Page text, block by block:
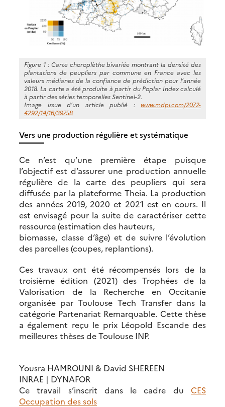
Figure 1 : Carte choroplèthe bivariée montrant la densité des
plantations de peupliers par commune en France avec les
valeurs médianes de la confiance de prédiction pour l’année
2018. La carte a été produite à partir du Poplar Index calculé
à partir des séries temporelles Sentinel-2.
Image issue d’un article publié : www.mdpi.com/2072-
4292/14/16/39758
Vers une production régulière et systématique
Ce n’est qu’une première étape puisque
l’objectif est d’assurer une production annuelle
régulière de la carte des peupliers qui sera
diffusée par la plateforme Theia. La production
des années 2019, 2020 et 2021 est en cours. Il
est envisagé pour la suite de caractériser cette
ressource (estimation des hauteurs,
biomasse, classe d’âge) et de suivre l’évolution
des parcelles (coupes, replantions).
Ces travaux ont été récompensés lors de la
troisième édition (2021) des Trophées de la
Valorisation de la Recherche en Occitanie
organisée par Toulouse Tech Transfer dans la
catégorie Partenariat Remarquable. Cette thèse
a également reçu le prix Léopold Escande des
meilleures thèses de Toulouse INP.
Yousra HAMROUNI & David SHEREEN
INRAE | DYNAFOR
Ce travail s’inscrit dans le cadre du CES
Occupation des sols